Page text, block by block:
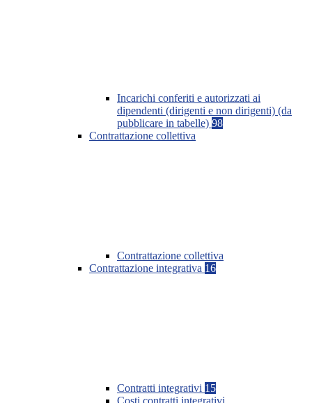
Incarichi conferiti e autorizzati ai
dipendenti (dirigenti e non dirigenti) (da
pubblicare in tabelle) 98
Contrattazione collettiva
Contrattazione collettiva
Contrattazione integrativa 16
Contratti integrativi 15